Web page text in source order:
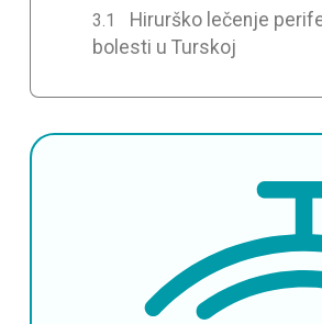
Hirurško lečenje
bolesti u Turskoj